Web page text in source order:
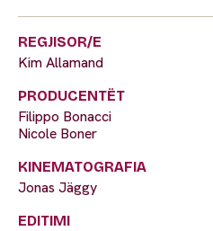
REGJISOR/E
Kim Allamand
PRODUCENTËT
Filippo Bonacci
Nicole Boner
KINEMATOGRAFIA
Jonas Jäggy
EDITIMI